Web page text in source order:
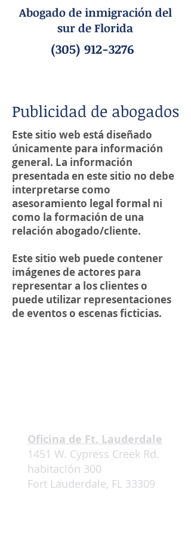
Abogado de inmigración del
sur de Florida
(305) 912-3276
Publicidad de abogados
Este sitio web está diseñado
únicamente para información
general. La información
presentada en este sitio no debe
interpretarse como
asesoramiento legal formal ni
como la formación de una
relación abogado/cliente.
Este sitio web puede contener
imágenes de actores para
representar a los clientes o
puede utilizar representaciones
de eventos o escenas ficticias.
Oficina de Ft. Lauderdale
1451 W. Cypress Creek Rd.
habitación 300
Fort Lauderdale, FL 33309